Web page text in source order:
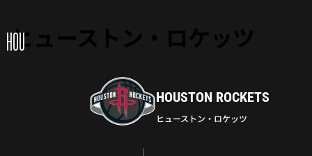
ヒューストン・ロケッツ
HOU
HOUSTON ROCKETS
ヒューストン・ロケッツ